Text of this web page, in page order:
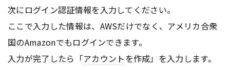
次にログイン認証情報を入力してください。
ここで入力した情報は、AWSだけでなく、アメリカ合衆
国のAmazonでもログインできます。
入力が完了したら「アカウントを作成」を入力します。